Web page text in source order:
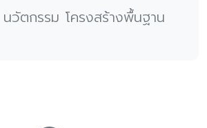
วัตกรรม โครงสร้างพื้นฐาน